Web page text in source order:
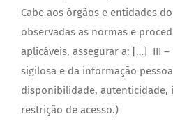
Cabe aos órgãos e entidades
observadas as normas e
aplicáveis, assegurar a: […] III
sigilosa e da informação
disponibilidade, autenticidade,
restrição de acesso.)